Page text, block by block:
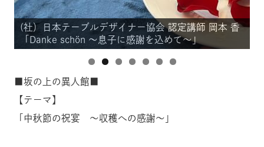
香
(社）日本テーブルデザイナー協会 認定講師 岡本 香
「Danke schön ～息子に感謝を込めて～」
■坂の上の異人館■
【テーマ】
「中秋節の祝宴 ～収穫への感謝～」